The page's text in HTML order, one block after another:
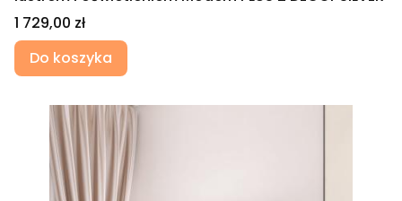
Cena
1 729,00 zł
Do koszyka